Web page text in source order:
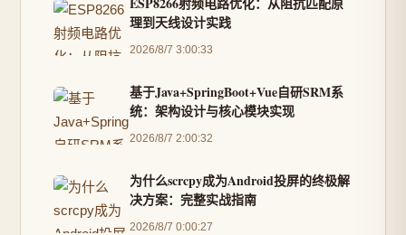
理到天线设计实践
2026/8/7 3:00:33
基于Java+SpringBoot+Vue自研SRM系
统：架构设计与核心模块实现
2026/8/7 2:00:32
为什么scrcpy成为Android投屏的终极解
决方案：完整实战指南
2026/8/7 0:00:27